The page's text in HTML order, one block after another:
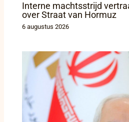
Interne machtsstrijd
over Straat van Hormuz
6 augustus 2026